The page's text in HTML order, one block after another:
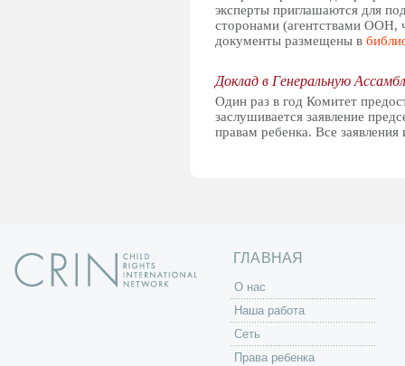
эксперты приглашаются для
сторонами (агентствами
документы размещены в
Доклад в Генеральную
Один раз в год Комитет
заслушивается заявление
правам ребенка. Все
ГЛАВНАЯ
O нас
Наша работа
Сеть
Права ребенка